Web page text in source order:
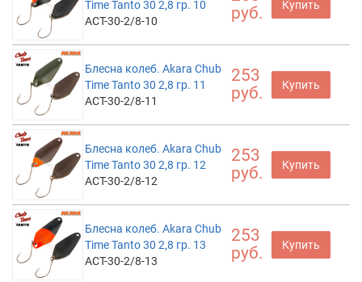
Time Tanto 30 2,8 гр. 10
ACT-30-2/8-10
руб.
Купить
Блесна колеб. Akara Chub
Time Tanto 30 2,8 гр. 11
ACT-30-2/8-11
253
руб.
Купить
Блесна колеб. Akara Chub
Time Tanto 30 2,8 гр. 12
ACT-30-2/8-12
253
руб.
Купить
Блесна колеб. Akara Chub
Time Tanto 30 2,8 гр. 13
ACT-30-2/8-13
253
руб.
Купить